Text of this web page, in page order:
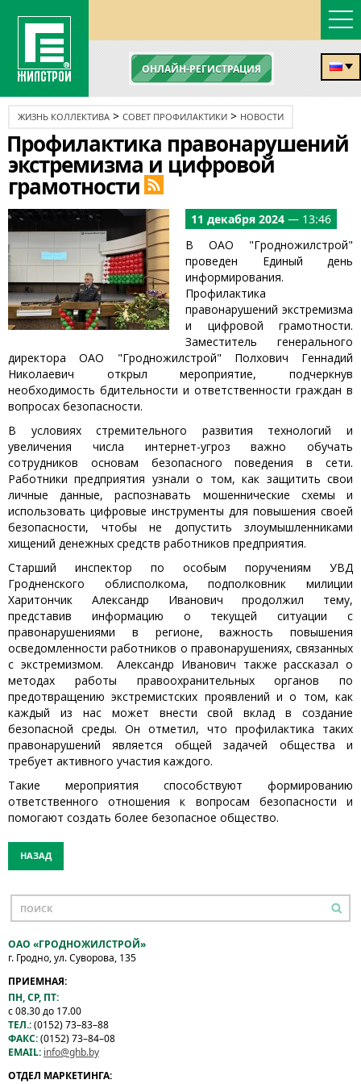
ОНЛАЙН-РЕГИСТРАЦИЯ
ЖИЗНЬ КОЛЛЕКТИВА > СОВЕТ ПРОФИЛАКТИКИ > НОВОСТИ
Профилактика правонарушений
экстремизма и цифровой
грамотности
11 декабря 2024 — 13:46
В ОАО "Гродножилстрой"
проведен Единый день
информирования.
Профилактика
правонарушений экстремизма
и цифровой грамотности.
Заместитель генерального
директора ОАО "Гродножилстрой" Полхович Геннадий
Николаевич открыл мероприятие, подчеркнув
необходимость бдительности и ответственности граждан в
вопросах безопасности.
В условиях стремительного развития технологий и
увеличения числа интернет-угроз важно обучать
сотрудников основам безопасного поведения в сети.
Работники предприятия узнали о том, как защитить свои
личные данные, распознавать мошеннические схемы и
использовать цифровые инструменты для повышения своей
безопасности, чтобы не допустить злоумышленниками
хищений денежных средств работников предприятия.
Старший инспектор по особым поручениям УВД
Гродненского облисполкома, подполковник милиции
Харитончик Александр Иванович продолжил тему,
представив информацию о текущей ситуации с
правонарушениями в регионе, важность повышения
осведомленности работников о правонарушениях, связанных
с экстремизмом. Александр Иванович также рассказал о
методах работы правоохранительных органов по
предотвращению экстремистских проявлений и о том, как
каждый из нас может внести свой вклад в создание
безопасной среды. Он отметил, что профилактика таких
правонарушений является общей задачей общества и
требует активного участия каждого.
Такие мероприятия способствуют формированию
ответственного отношения к вопросам безопасности и
помогают создать более безопасное общество.
НАЗАД
ОАО «ГРОДНОЖИЛСТРОЙ»
г. Гродно, ул. Суворова, 135
ПРИЕМНАЯ:
ПН, СР, ПТ:
с 08.30 до 17.00
ТЕЛ.:(0152) 73–83–88
ФАКС:(0152) 73–84–08
EMAIL: info@ghb.by
ОТДЕЛ МАРКЕТИНГА: